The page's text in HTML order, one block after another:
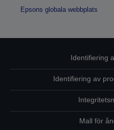
Epsons globala webbplats
Identifiering
Identifiering av
Mall för